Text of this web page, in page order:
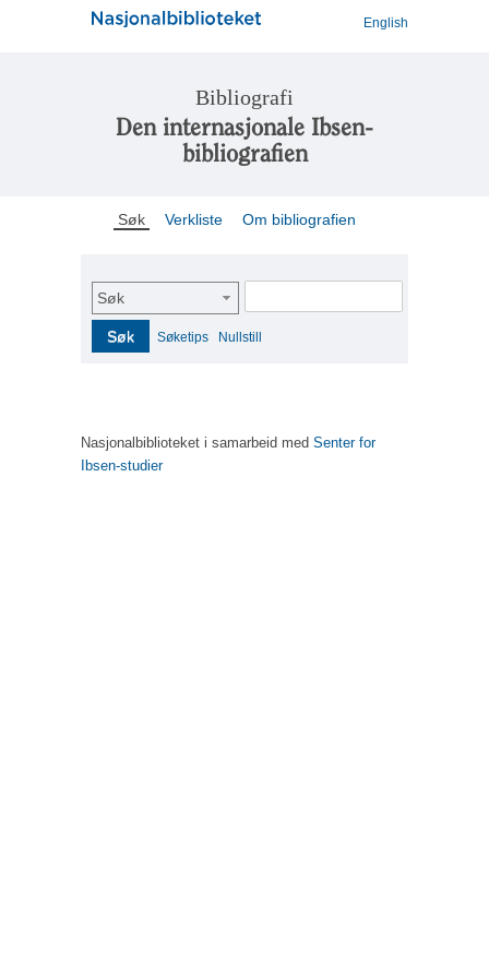
English
Bibliografi
Den internasjonale Ibsen-
bibliografien
Søk Verkliste Om bibliografien
Søk
Søk Søketips Nullstill
Nasjonalbiblioteket i samarbeid med Senter for
Ibsen-studier